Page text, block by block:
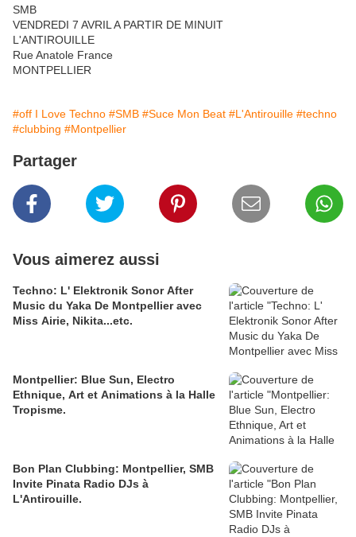
SMB
VENDREDI 7 AVRIL A PARTIR DE MINUIT
L'ANTIROUILLE
Rue Anatole France
MONTPELLIER
#off I Love Techno #SMB #Suce Mon Beat #L'Antirouille #techno
#clubbing #Montpellier
Partager
Vous aimerez aussi
Techno: L' Elektronik Sonor After
Music du Yaka De Montpellier avec
Miss Airie, Nikita...etc.
Montpellier: Blue Sun, Electro
Ethnique, Art et Animations à la Halle
Tropisme.
Bon Plan Clubbing: Montpellier, SMB
Invite Pinata Radio DJs à
L'Antirouille.